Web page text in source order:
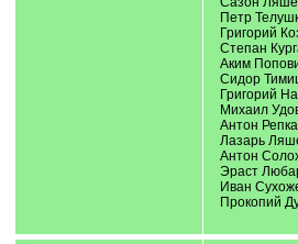
Петр
Григорий
Степан
Аким
Сидор
Григорий
Михаил
Антон Репка
Лазарь
Антон
Эраст
Иван
Прокопий